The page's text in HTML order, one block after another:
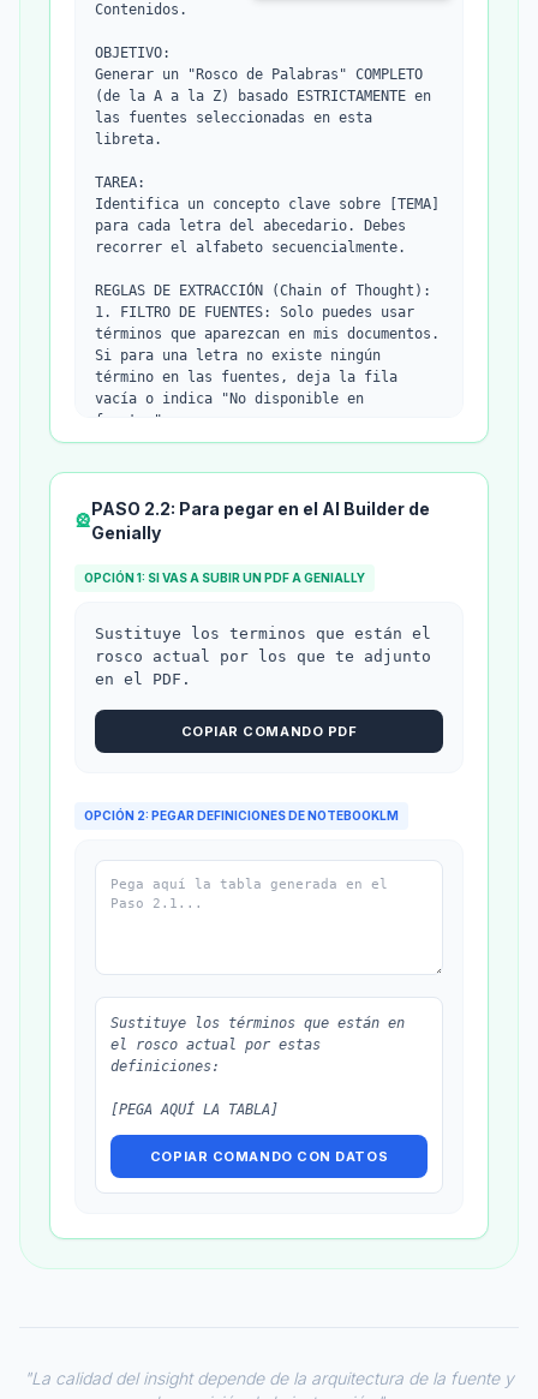
Contenidos.
OBJETIVO:
Generar un "Rosco de Palabras" COMPLETO
(de la A a la Z) basado ESTRICTAMENTE en
las fuentes seleccionadas en esta
libreta.
TAREA:
Identifica un concepto clave sobre [TEMA]
para cada letra del abecedario. Debes
recorrer el alfabeto secuencialmente.
REGLAS DE EXTRACCIÓN (Chain of Thought):
1. FILTRO DE FUENTES: Solo puedes usar
términos que aparezcan en mis documentos.
Si para una letra no existe ningún
término en las fuentes, deja la fila
vacía o indica "No disponible en
fuentes".
2. PRIORIZACIÓN: El término debe empezar
(especificándolo en la columna Letra como
"Contiene la [Letra]").
ser de máximo 12 palabras, redactada para
FORMATO DE SALIDA (Tabla Markdown):
Genera exclusivamente la tabla completa.
No añadas introducciones, comentarios ni
| Letra | Palabra Correcta | Definición
| A | [Término] | [Definición breve] |
ITERACIÓN NEGATIVA:
- NO incluyas texto fuera de la tabla.
🎡
PASO 2.2: Para pegar en el AI Builder de
Genially
OPCIÓN 1: SI VAS A SUBIR UN PDF A GENIALLY
Sustituye los terminos que están el
rosco actual por los que te adjunto
en el PDF.
COPIAR COMANDO PDF
OPCIÓN 2: PEGAR DEFINICIONES DE NOTEBOOKLM
Sustituye los términos que están en
el rosco actual por estas
definiciones:
[PEGA AQUÍ LA TABLA]
COPIAR COMANDO CON DATOS
"La calidad del insight depende de la arquitectura de la fuente y